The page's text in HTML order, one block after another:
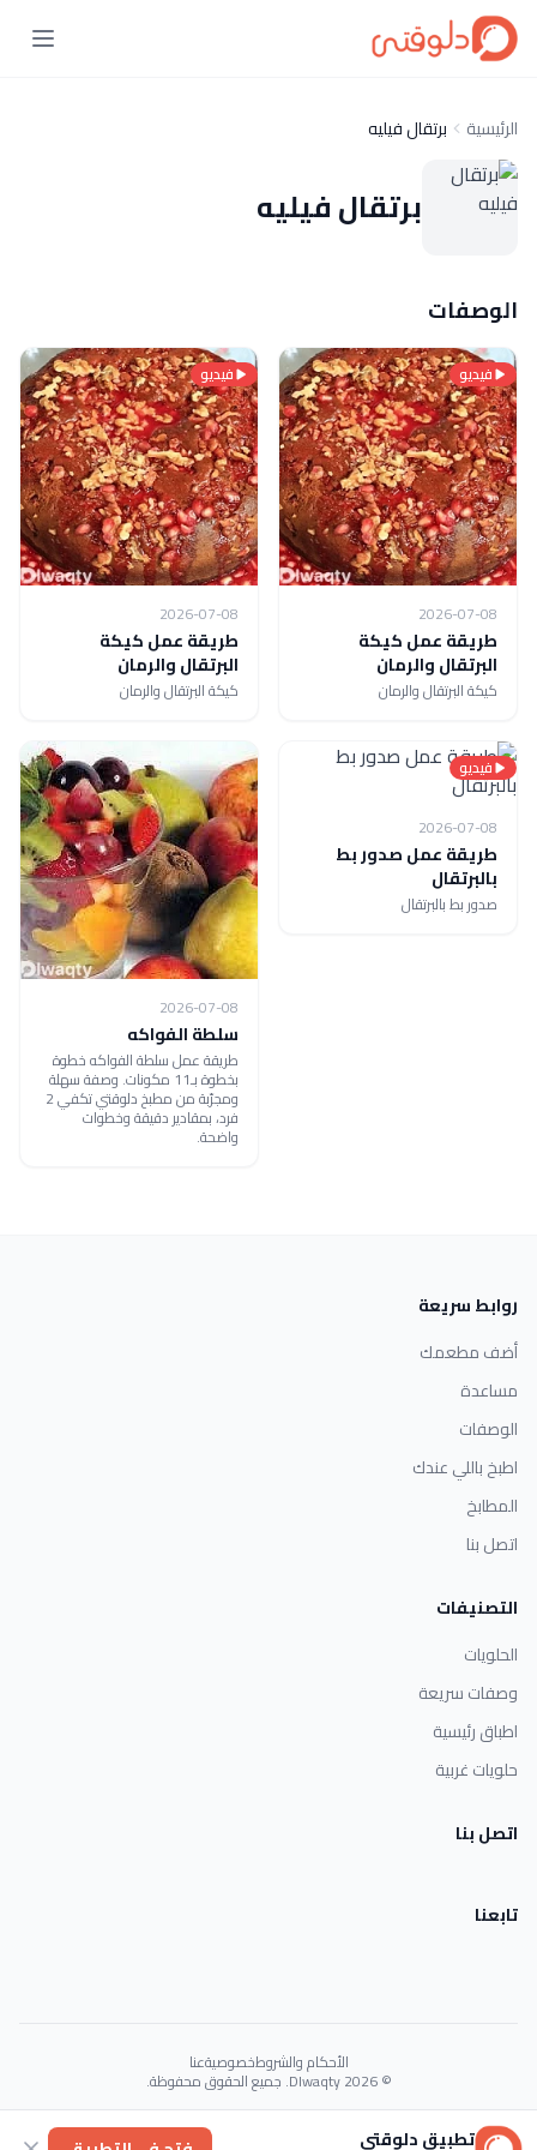
الرئيسية برتقال فيليه
برتقال فيليه
الوصفات
فيديو
2026-07-08
طريقة عمل كيكة
البرتقال والرمان
كيكة البرتقال والرمان
فيديو
2026-07-08
طريقة عمل كيكة
البرتقال والرمان
كيكة البرتقال والرمان
فيديو
2026-07-08
طريقة عمل صدور بط
بالبرتقال
صدور بط بالبرتقال
2026-07-08
سلطة الفواكه
طريقة عمل سلطة الفواكه خطوة
بخطوة بـ11 مكونات. وصفة سهلة
ومجرّبة من مطبخ دلوقتي تكفي 2
فرد، بمقادير دقيقة وخطوات
واضحة.
روابط سريعة
أضف مطعمك
مساعدة
الوصفات
اطبخ باللي عندك
المطابخ
اتصل بنا
التصنيفات
الحلويات
وصفات سريعة
اطباق رئيسية
حلويات غربية
اتصل بنا
تابعنا
الأحكام والشروطخصوصيةعنا
© 2026 Dlwaqty. جميع الحقوق محفوظة.
Powered byGAIT
تطبيق دلوقتي